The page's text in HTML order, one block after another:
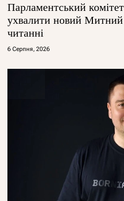
Парламентський
ухвалити новий
читанні
6 Серпня, 2026